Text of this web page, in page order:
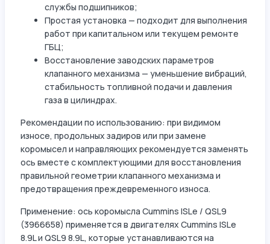
службы подшипников;
Простая установка — подходит для выполнения
работ при капитальном или текущем ремонте
ГБЦ;
Восстановление заводских параметров
клапанного механизма — уменьшение вибраций,
стабильность топливной подачи и давления
газа в цилиндрах.
Рекомендации по использованию: при видимом
износе, продольных задиров или при замене
коромысел и направляющих рекомендуется заменять
ось вместе с комплектующими для восстановления
правильной геометрии клапанного механизма и
предотвращения преждевременного износа.
Применение: ось коромысла Cummins ISLe / QSL9
(3966658) применяется в двигателях Cummins ISLe
8.9L и QSL9 8.9L, которые устанавливаются на